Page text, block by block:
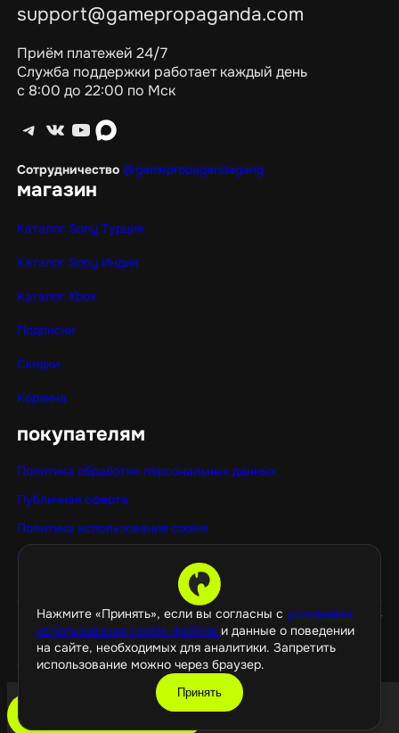
Нажмите «Принять», если вы согласны с условиями
использования cookie-файлов и данные о поведении
на сайте, необходимых для аналитики. Запретить
использование можно через браузер.
Принять
support@gamepropaganda.com
Приём платежей 24/7
Служба поддержки работает каждый день
с 8:00 до 22:00 по Мск
Telegram ВКонтакте YouTube max
Сотрудничество @gamepropagandagang
магазин
Каталог Sony Турция
Каталог Sony Индия
Каталог Xbox
Подписки
Скидки
Корзина
покупателям
Политика обработки персональных данных
Публичная оферта
Политика использования cookie
Оптовые покупки
©️ 2026 GamePropaganda